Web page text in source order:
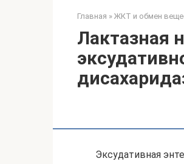
Главная » ЖКТ и обмен
Лактазная
Эксудативная